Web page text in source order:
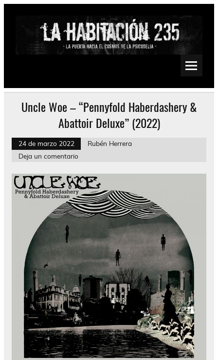
Saltar
Psychedelic, Stoner, Doom, Sludge, Fuzz, Space, Drone
Uncle Woe – “Pennyfold Haberdashery &
Abattoir Deluxe” (2022)
24 de marzo 2022
Rubén Herrera
Deja un comentario